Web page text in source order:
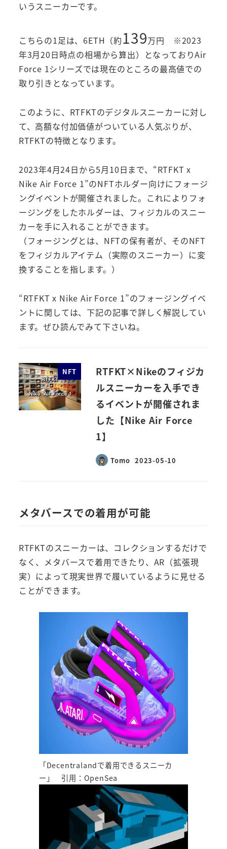
いうスニーカーです。
こちらの1足は、6ETH（約139万円 ※2023
年3月20日時点の相場から算出）となっておりAir
Force 1シリーズでは現在のところの最高値での
取り引きとなっています。
このように、RTFKTのデジタルスニーカーに対し
て、高額な付加価値がついている人気ぶりが、
RTFKTの特徴となります。
2023年4月24日から5月10日まで、“RTFKT x
Nike Air Force 1”のNFTホルダー向けにフォージ
ングイベントが開催されました。これによりフォ
ージングをしたホルダーは、フィジカルのスニー
カーを手に入れることができます。
（フォージングとは、NFTの保有者が、そのNFT
をフィジカルアイテム（実際のスニーカー）に変
換することを指します。）
“RTFKT x Nike Air Force 1”のフォージングイベ
ントに関しては、下記の記事で詳しく解説してい
ます。ぜひ読んでみて下さいね。
NFT
RTFKT×Nikeのフィジカ
ルスニーカーを入手でき
るイベントが開催されま
した【Nike Air Force
1】
Tomo
投稿日
2023-05-10
メタバースでの着用が可能
RTFKTのスニーカーは、コレクションするだけで
なく、メタバースで着用できたり、AR（拡張現
実）によって現実世界で履いているように見せる
ことができます。
「Decentralandで着用できるスニーカ
ー」 引用：OpenSea